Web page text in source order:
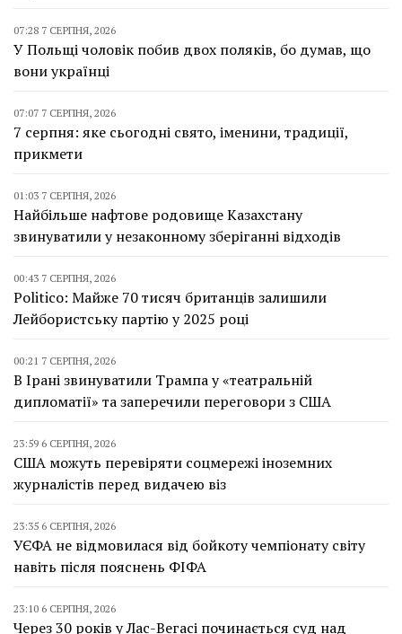
07:28 7 СЕРПНЯ, 2026
У Польщі чоловік побив двох поляків, бо думав, що
вони українці
07:07 7 СЕРПНЯ, 2026
7 серпня: яке сьогодні свято, іменини, традиції,
прикмети
01:03 7 СЕРПНЯ, 2026
Найбільше нафтове родовище Казахстану
звинуватили у незаконному зберіганні відходів
00:43 7 СЕРПНЯ, 2026
Politico: Майже 70 тисяч британців залишили
Лейбористську партію у 2025 році
00:21 7 СЕРПНЯ, 2026
В Ірані звинуватили Трампа у «театральній
дипломатії» та заперечили переговори з США
23:59 6 СЕРПНЯ, 2026
США можуть перевіряти соцмережі іноземних
журналістів перед видачею віз
23:35 6 СЕРПНЯ, 2026
УЄФА не відмовилася від бойкоту чемпіонату світу
навіть після пояснень ФІФА
23:10 6 СЕРПНЯ, 2026
Через 30 років у Лас-Вегасі починається суд над